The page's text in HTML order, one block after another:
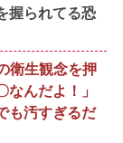
握られてる恐
衛生観念を押
んだよ！」
も汚すぎるだ